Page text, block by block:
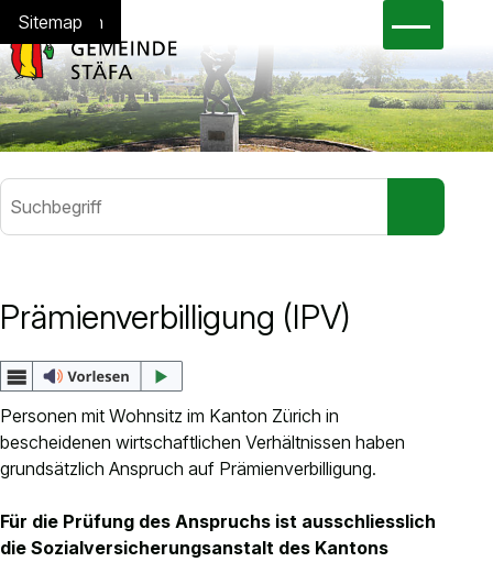
Navigieren in Stäfa
Schnellnavigation
Home
Navigation
Inhalt
Suche
Sitemap
Suchbegriff
Gesetzessammlung
Abfallkalender
eBau
eSteuerkonto
Jobs
Dienstleistungen
Kontakt
Anlässe anmelden
Prämienverbilligung (IPV)
Personen mit Wohnsitz im Kanton Zürich in
bescheidenen wirtschaftlichen Verhältnissen haben
grundsätzlich Anspruch auf Prämienverbilligung.
Für die Prüfung des Anspruchs ist ausschliesslich
die Sozialversicherungsanstalt des Kantons